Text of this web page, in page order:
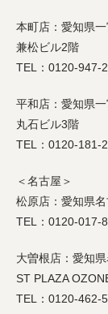
本町店：愛知県
兼松ビル2階
TEL：0120-947-
平和店：愛知県
丸石ビル3階
TEL：0120-181-
＜名古屋＞
松原店：愛知県
TEL：0120-017-
大曽根店：愛知
ST PLAZA
TEL：0120-462-